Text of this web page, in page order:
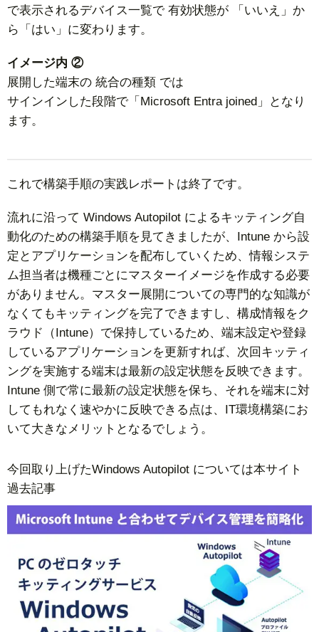
で表示されるデバイス一覧で 有効状態が 「いいえ」か
ら「はい」に変わります。
イメージ内 ②
展開した端末の 統合の種類 では
サインインした段階で「Microsoft Entra joined」となり
ます。
これで構築手順の実践レポートは終了です。
流れに沿って Windows Autopilot によるキッティング自
動化のための構築手順を見てきましたが、Intune から設
定とアプリケーションを配布していくため、情報システ
ム担当者は機種ごとにマスターイメージを作成する必要
がありません。マスター展開についての専門的な知識が
なくてもキッティングを完了できますし、構成情報をク
ラウド（Intune）で保持しているため、端末設定や登録
しているアプリケーションを更新すれば、次回キッティ
ングを実施する端末は最新の設定状態を反映できます。
Intune 側で常に最新の設定状態を保ち、それを端末に対
してもれなく速やかに反映できる点は、IT環境構築にお
いて大きなメリットとなるでしょう。
今回取り上げたWindows Autopilot については本サイト
過去記事